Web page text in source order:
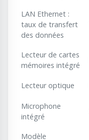
LAN Ethernet :
taux de transfert
des données
Lecteur de cartes
mémoires intégré
Lecteur optique
Microphone
intégré
Modèle